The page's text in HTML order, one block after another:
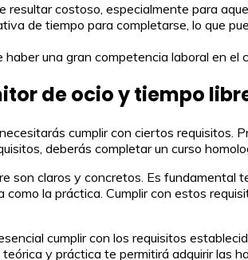
costoso, especialmente para
de tiempo para completarse, lo que
una gran competencia laboral en
de ocio y tiempo
cumplir con ciertos requisitos.
deberás completar un curso
claros y concretos. Es fundamental
la práctica. Cumplir con estos
cumplir con los requisitos
y práctica te permitirá adquirir las